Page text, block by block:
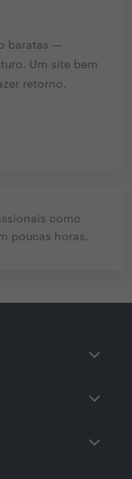
baratas —
Um site bem
retorno.
como
poucas horas.